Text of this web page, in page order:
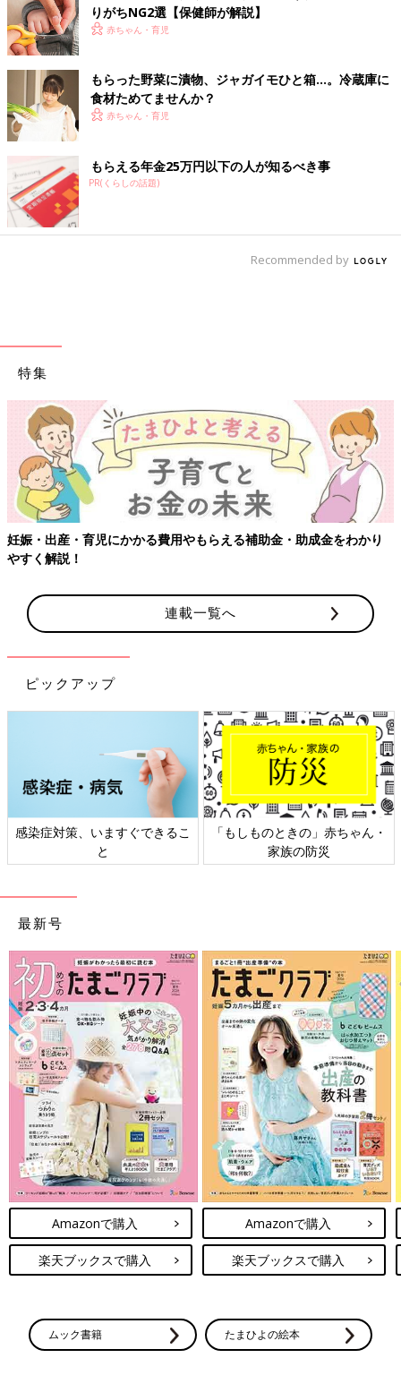
りがちNG2選【保健師が解説】
赤ちゃん・育児
もらった野菜に漬物、ジャガイモひと箱…。冷蔵庫に
食材ためてませんか？
赤ちゃん・育児
もらえる年金25万円以下の人が知るべき事
PR(くらしの話題)
Recommended by
特集
かる費用やもらえる補助金・助成金をわかり 【ワクチン接種でき
連載一覧へ
ピックアップ
すぐできるこ
「もしものときの」赤ちゃん・
日本外来小児科
最新号
Amazonで購入
楽天ブックスで購入
Amazonで購入
楽天ブックスで購入
ムック書籍 たまひよの絵本